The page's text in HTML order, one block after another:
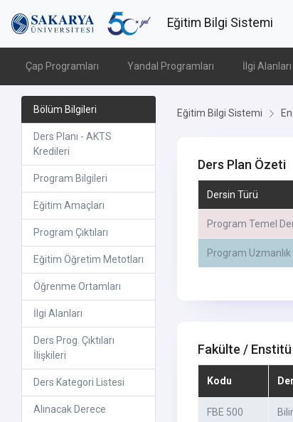
Eğitim Bilgi Sistemi
Çap Programları Yandal Programları İlgi Alanları
Bölüm Bilgileri
Ders Planı - AKTS
Kredileri
Program Bilgileri
Eğitim Amaçları
Program Çıktıları
Eğitim Öğretim Metotları
Öğrenme Ortamları
İlgi Alanları
Ders Prog. Çıktıları
İlişkileri
Ders Kategori Listesi
Alınacak Derece
Eğitim Bilgi Sistemi
Ders Plan Özeti
Dersin Türü
Program Temel
Program
Fakülte /
Kodu
FBE 500